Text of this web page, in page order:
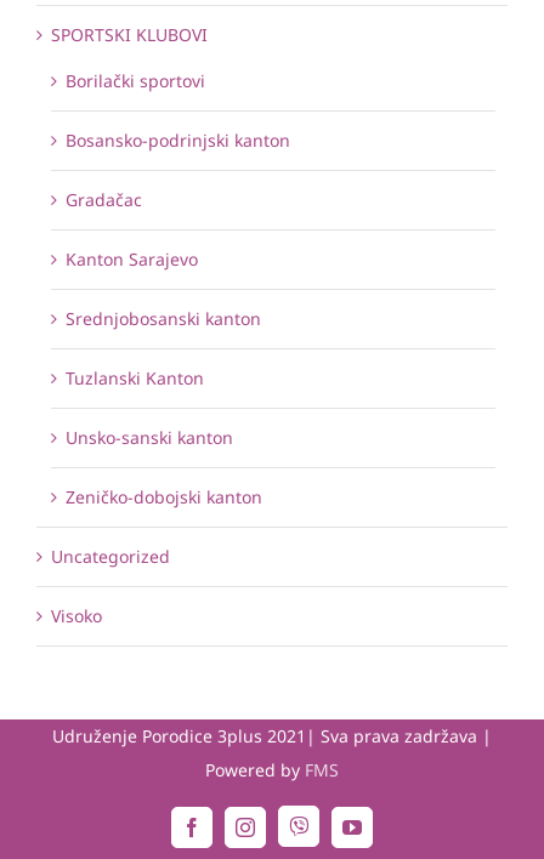
SPORTSKI KLUBOVI
Borilački sportovi
Bosansko-podrinjski kanton
Gradačac
Kanton Sarajevo
Srednjobosanski kanton
Tuzlanski Kanton
Unsko-sanski kanton
Zeničko-dobojski kanton
Uncategorized
Visoko
Udruženje Porodice 3plus 2021| Sva prava zadržava |
Powered by FMS
FacebookInstagramViber YouTube